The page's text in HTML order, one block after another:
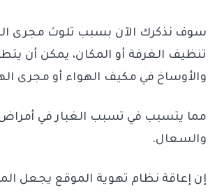
سوف نذكرك الآن بسبب تلوث مجرى
تنظيف الغرفة أو المكان، يمكن أن
والأوساخ في مكيف الهواء أو مجرى
مما يتسبب في تسبب الغبار في
والسعال.
إن إعاقة نظام تهوية الموقع يجعل